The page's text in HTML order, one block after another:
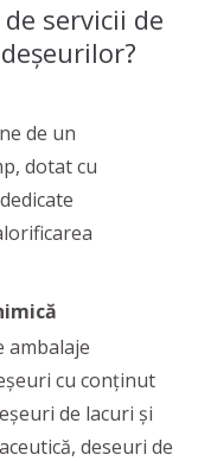
servicii de
de un
dotat cu
ambalaje
cu conţinut
de lacuri şi
deseuri de